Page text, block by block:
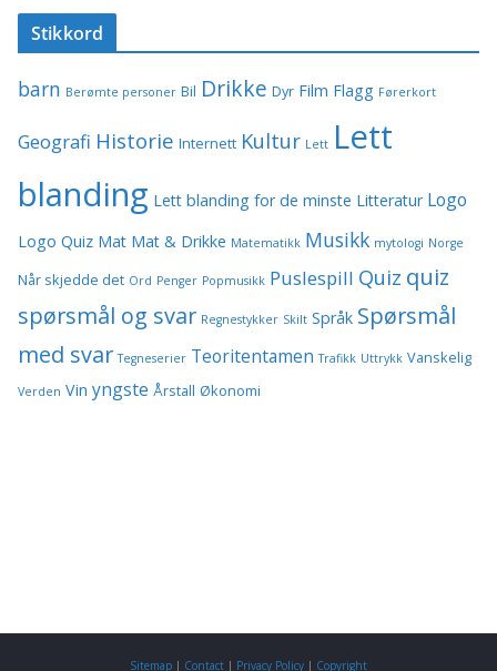
Stikkord
barn Berømte personer Bil Drikke Dyr Film Flagg Førerkort
Geografi Historie Internett Kultur Lett Lett
blanding Lett blanding for de minste Litteratur Logo
Logo Quiz Mat Mat & Drikke Matematikk Musikk mytologi Norge
Når skjedde det Ord Penger Popmusikk Puslespill Quiz quiz
spørsmål og svar Regnestykker Skilt Språk Spørsmål
med svar Tegneserier Teoritentamen Trafikk Uttrykk Vanskelig
Verden Vin yngste Årstall Økonomi
Sitemap | Contact | Privacy Policy | Copyright